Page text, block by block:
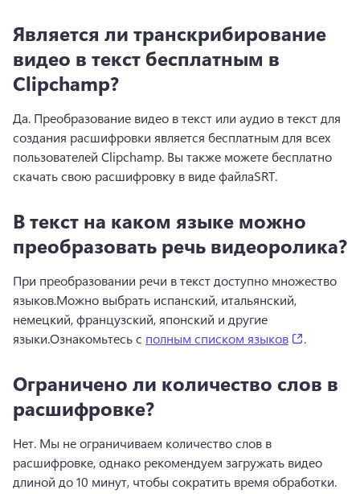
Является ли транскрибирование
видео в текст бесплатным в
Clipchamp?
Да. Преобразование видео в текст или аудио в текст для
создания расшифровки является бесплатным для всех
пользователей Clipchamp. Вы также можете бесплатно
скачать свою расшифровку в виде файлаSRT.
В текст на каком языке можно
преобразовать речь видеоролика?
При преобразовании речи в текст доступно множество
языков.Можно выбрать испанский, итальянский,
немецкий, французский, японский и другие
языки.Ознакомьтесь с полным списком языков .
Ограничено ли количество слов в
расшифровке?
Нет. Мы не ограничиваем количество слов в
расшифровке, однако рекомендуем загружать видео
длиной до 10 минут, чтобы сократить время обработки.